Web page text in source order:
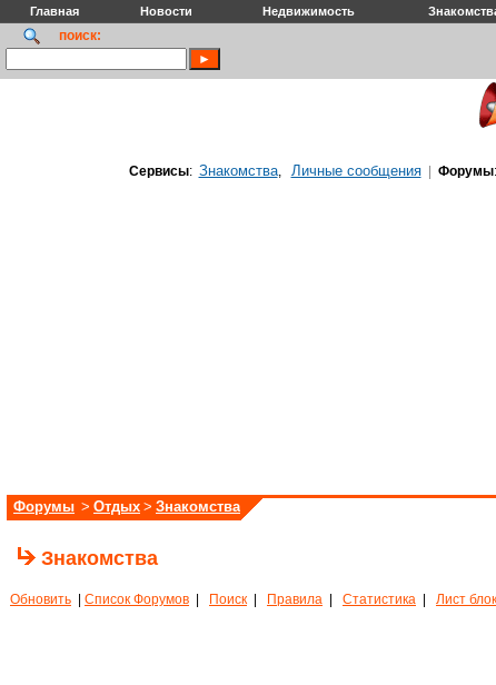
Главная Новости Недвижимость
поиск:
Сервисы: Знакомства, Личные сообщения| Форумы:
Форумы > Отдых > Знакомства
Знакомства
Обновить Список Форумов Поиск Правила Статистика Лист